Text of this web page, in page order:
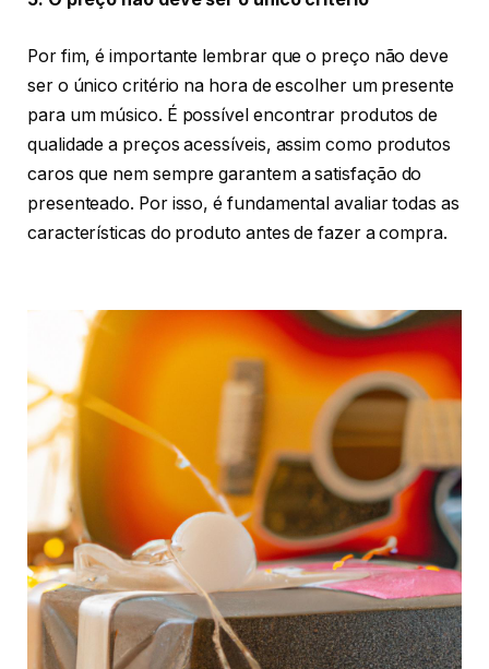
Por fim, é importante lembrar que o preço não deve
ser o único critério na hora de escolher um presente
para um músico. É possível encontrar produtos de
qualidade a preços acessíveis, assim como produtos
caros que nem sempre garantem a satisfação do
presenteado. Por isso, é fundamental avaliar todas as
características do produto antes de fazer a compra.